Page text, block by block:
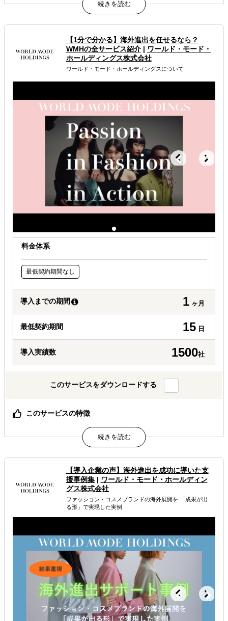
海外進出戦略・事業計画立案
海外市場調査・マーケティング
販路拡大（営業代行・販売代理店探し）
解決できる課題
どの国に進出するべきか決めたい
自社事業に最適な進出形態を知りたい
現地に強い士業を探している
【1分で分かる】海外進出を任せるなら？
WMHの全サービス紹介| ワールド・モード・
ホールディングス株式会社
ワールド・モード・ホールディングスについて
料金体系
最低契約期間なし
導入までの期間 1 ヶ月
最低契約期間 15 日
導入実績数 1500社
このサービスをダウンロードする
このサービスの特徴
人材、教育、店舗運営、マーケティング、コンサルテーシ
ョン、空間デザイン…。 私たちのグループには、ファッシ
ョンに精通したスペシャリストが集まっています。 クライ
アントの課題に対して、各グループ会社が最
属するジャンル
海外進出総合支援 海外進出戦略・事業計画立案
どの国に進出するべきか決めたい
自社事業に最適な進出形態を知りたい
店舗出店のサポートをして欲しい
【導入企業の声】海外進出を成功に導いた支
援事例集| ワールド・モード・ホールディン
グス株式会社
ファッション・コスメブランドの海外展開を 「成果が出
る形」で実現した実例